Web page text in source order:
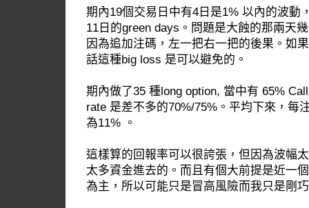
期內19個交易日中有4日是1% 以內的波動
11日的green days。問題是大蝕的那兩天
因為追加注碼，左一把右一把的後果。如
話這種big loss 是可以避免的。
期內做了35 種long option, 當中有 65%
rate 是差不多的70%/75%。平均下來，每
為11% 。
這樣算的回報率可以很誇張，但因為波幅
太多資金進去的。而且有個大前提是近一
為主，所以可能只是冒高風險而我只是剛